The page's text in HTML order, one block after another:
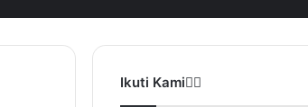
Ikuti Kami❤️‍🔥